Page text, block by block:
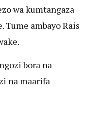
wa kumtangaza
ambayo Rais
bora na
na maarifa